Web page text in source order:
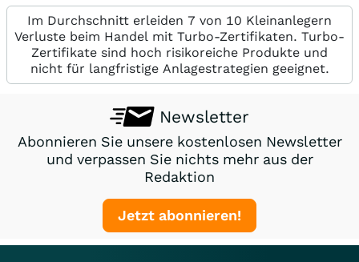
Im Durchschnitt erleiden 7 von 10 Kleinanlegern
Verluste beim Handel mit Turbo-Zertifikaten. Turbo-
Zertifikate sind hoch risikoreiche Produkte und
nicht für langfristige Anlagestrategien geeignet.
Newsletter
Abonnieren Sie unsere kostenlosen Newsletter
und verpassen Sie nichts mehr aus der
Redaktion
Jetzt abonnieren!